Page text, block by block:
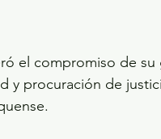
el compromiso de
y procuración de